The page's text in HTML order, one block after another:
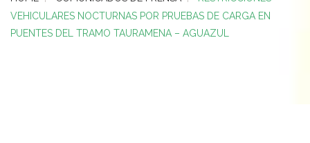
VEHICULARES NOCTURNAS POR PRUEBAS DE CARGA EN
PUENTES DEL TRAMO TAURAMENA – AGUAZUL